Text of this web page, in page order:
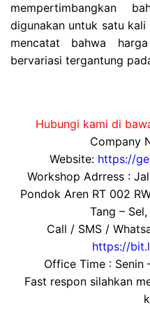
mempertimbangkan
digunakan untuk satu
mencatat bahwa
bervariasi tergantung
Hubungi kami di
Company
Website: https://
Workshop Adrress :
Pondok Aren RT 002
Tang –
Call / SMS /
https://
Office Time : Senin
Fast respon silahkan